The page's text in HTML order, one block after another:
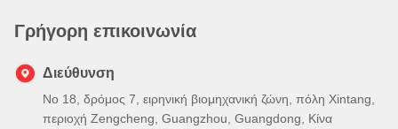
Γρήγορη επικοινωνία
Διεύθυνση
Νο 18, δρόμος 7, ειρηνική βιομηχανική ζώνη, πόλη Xintang,
περιοχή Zengcheng, Guangzhou, Guangdong, Κίνα